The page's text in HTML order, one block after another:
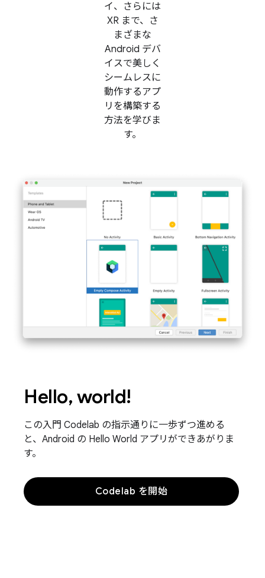
イ、さらには
XR まで、さ
まざまな
Android デバ
イスで美しく
シームレスに
動作するアプ
リを構築する
方法を学びま
す。
Hello, world!
この入門 Codelab の指示通りに一歩ずつ進める
と、Android の Hello World アプリができあがりま
す。
Codelab を開始